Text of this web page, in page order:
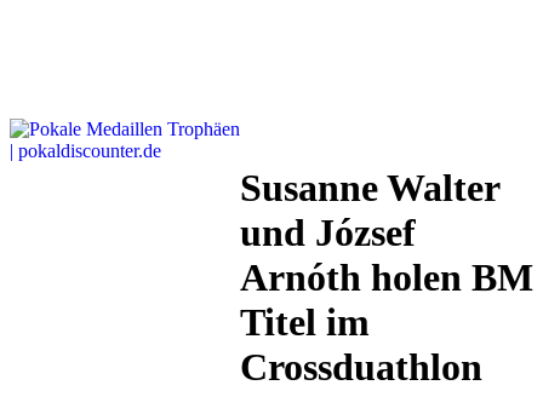
Susanne Walter
und József
Arnóth holen BM
Titel im
Crossduathlon